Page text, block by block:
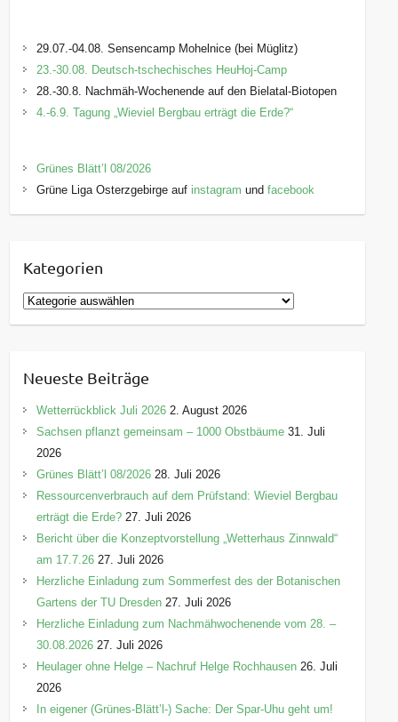
29.07.-04.08. Sensencamp Mohelnice (bei Müglitz)
23.-30.08. Deutsch-tschechisches HeuHoj-Camp
28.-30.8. Nachmäh-Wochenende auf den Bielatal-Biotopen
4.-6.9. Tagung „Wieviel Bergbau erträgt die Erde?“
Grünes Blätt’l 08/2026
Grüne Liga Osterzgebirge auf instagram undfacebook
Kategorien
K
a
g
o
r
e
n
Neueste Beiträge
Wetterrückblick Juli 2026 2. August 2026
Sachsen pflanzt gemeinsam – 1000 Obstbäume 31. Juli
2026
Grünes Blätt’l 08/2026 28. Juli 2026
Ressourcenverbrauch auf dem Prüfstand: Wieviel Bergbau
erträgt die Erde? 27. Juli 2026
Bericht über die Konzeptvorstellung „Wetterhaus Zinnwald“
am 17.7.26 27. Juli 2026
Herzliche Einladung zum Sommerfest des der Botanischen
Gartens der TU Dresden 27. Juli 2026
Herzliche Einladung zum Nachmähwochenende vom 28. –
30.08.2026 27. Juli 2026
Heulager ohne Helge – Nachruf Helge Rochhausen 26. Juli
2026
In eigener (Grünes-Blätt’l-) Sache: Der Spar-Uhu geht um!